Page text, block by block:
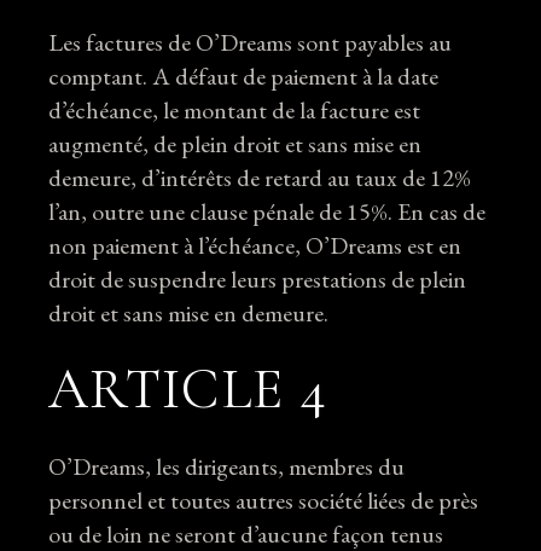
Les factures de O’Dreams sont payables au
comptant. A défaut de paiement à la date
d’échéance, le montant de la facture est
augmenté, de plein droit et sans mise en
demeure, d’intérêts de retard au taux de 12%
l’an, outre une clause pénale de 15%. En cas de
non paiement à l’échéance, O’Dreams est en
droit de suspendre leurs prestations de plein
droit et sans mise en demeure.
ARTICLE 4
O’Dreams, les dirigeants, membres du
personnel et toutes autres société liées de près
ou de loin ne seront d’aucune façon tenus